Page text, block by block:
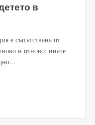
в
е съпътствана от
и отново: иначе